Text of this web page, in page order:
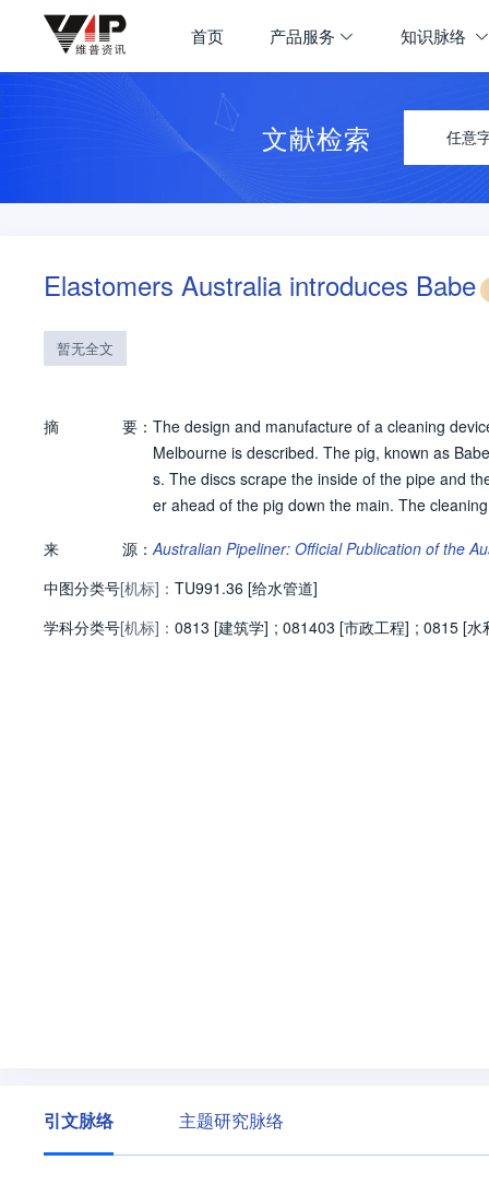
首页 产品服务 知识脉络
文献检索 任意
Elastomers Australia introduces Babe
暂无全文
摘 要： The design and manufacture of a cleaning
Melbourne is described. The pig, known as
s. The discs scrape the inside of the pipe and
er ahead of the pig down the main. The
来
源： Australian Pipeliner: Official Publication of the
中图分类号[机标]： TU991.36 [给水管道]
学科分类号[机标]： 0813 [建筑学] ; 081403 [市政工程] ; 0815 [水
引文脉络 主题研究脉络